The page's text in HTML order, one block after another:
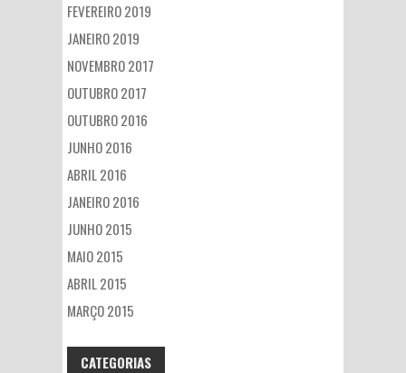
FEVEREIRO 2019
JANEIRO 2019
NOVEMBRO 2017
OUTUBRO 2017
OUTUBRO 2016
JUNHO 2016
ABRIL 2016
JANEIRO 2016
JUNHO 2015
MAIO 2015
ABRIL 2015
MARÇO 2015
CATEGORIAS